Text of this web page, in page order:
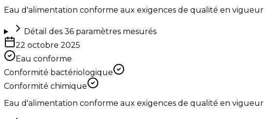
Eau d'alimentation conforme aux exigences de qualité en
Détail des 36paramètres mesurés
22 octobre 2025
Eau conforme
Conformité bactériologique
Conformité chimique
Eau d'alimentation conforme aux exigences de qualité en